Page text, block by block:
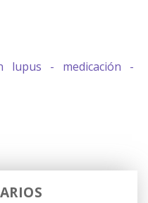
lupus - medicación -